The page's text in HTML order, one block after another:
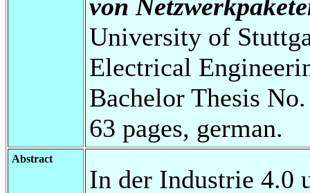
von
University of
Electrical
Bachelor Thesis
63 pages, german.
Abstract
In der Industrie 4.0